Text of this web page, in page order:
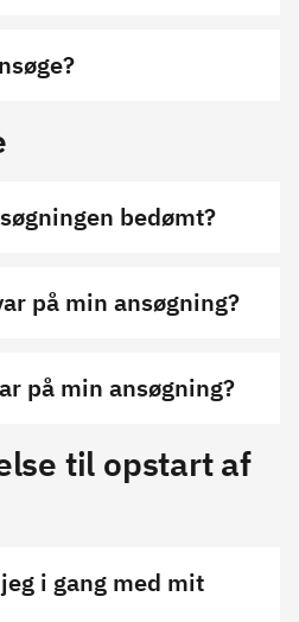
bedømt?
på min ansøgning?
på min ansøgning?
til opstart af
i gang med mit